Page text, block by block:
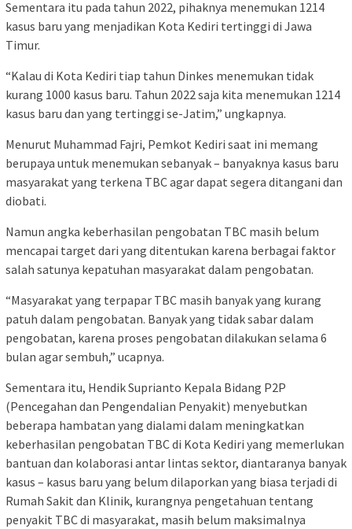
Sementara itu pada tahun 2022, pihaknya menemukan 1214
kasus baru yang menjadikan Kota Kediri tertinggi di Jawa
Timur.
“Kalau di Kota Kediri tiap tahun Dinkes menemukan tidak
kurang 1000 kasus baru. Tahun 2022 saja kita menemukan 1214
kasus baru dan yang tertinggi se-Jatim,” ungkapnya.
Menurut Muhammad Fajri, Pemkot Kediri saat ini memang
berupaya untuk menemukan sebanyak – banyaknya kasus baru
masyarakat yang terkena TBC agar dapat segera ditangani dan
diobati.
Namun angka keberhasilan pengobatan TBC masih belum
mencapai target dari yang ditentukan karena berbagai faktor
salah satunya kepatuhan masyarakat dalam pengobatan.
“Masyarakat yang terpapar TBC masih banyak yang kurang
patuh dalam pengobatan. Banyak yang tidak sabar dalam
pengobatan, karena proses pengobatan dilakukan selama 6
bulan agar sembuh,” ucapnya.
Sementara itu, Hendik Suprianto Kepala Bidang P2P
(Pencegahan dan Pengendalian Penyakit) menyebutkan
beberapa hambatan yang dialami dalam meningkatkan
keberhasilan pengobatan TBC di Kota Kediri yang memerlukan
bantuan dan kolaborasi antar lintas sektor, diantaranya banyak
kasus – kasus baru yang belum dilaporkan yang biasa terjadi di
Rumah Sakit dan Klinik, kurangnya pengetahuan tentang
penyakit TBC di masyarakat, masih belum maksimalnya